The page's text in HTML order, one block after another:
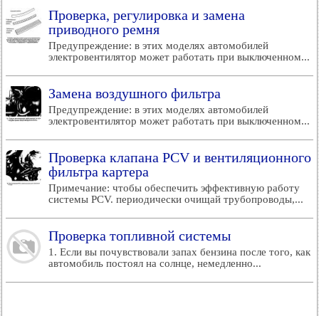
Проверка, регулировка и замена
приводного ремня
Предупреждение: в этих моделях автомобилей
электровентилятор может работать при выключенном...
Замена воздушного фильтра
Предупреждение: в этих моделях автомобилей
электровентилятор может работать при выключенном...
Проверка клапана PCV и вентиляционного
фильтра картера
Примечание: чтобы обеспечить эффективную работу
системы PCV. периодически очищай трубопроводы,...
Проверка топливной системы
1. Если вы почувствовали запах бензина после того, как
автомобиль постоял на солнце, немедленно...